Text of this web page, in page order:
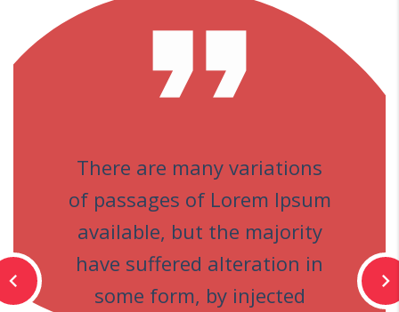
format_quote
There are many variations
of passages of Lorem Ipsum
available, but the majority
have suffered alteration in
some form, by injected
chevron_left chevron_right